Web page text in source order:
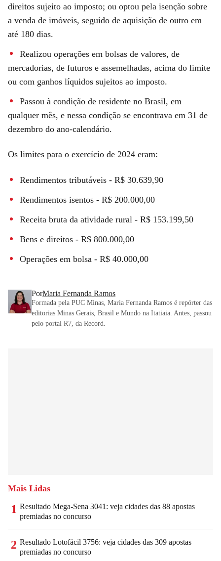
direitos sujeito ao imposto; ou optou pela isenção sobre
a venda de imóveis, seguido de aquisição de outro em
até 180 dias.
Realizou operações em bolsas de valores, de
mercadorias, de futuros e assemelhadas, acima do limite
ou com ganhos líquidos sujeitos ao imposto.
Passou à condição de residente no Brasil, em
qualquer mês, e nessa condição se encontrava em 31 de
dezembro do ano-calendário.
Os limites para o exercício de 2024 eram:
Rendimentos tributáveis - R$ 30.639,90
Rendimentos isentos - R$ 200.000,00
Receita bruta da atividade rural - R$ 153.199,50
Bens e direitos - R$ 800.000,00
Operações em bolsa - R$ 40.000,00
PorMaria Fernanda Ramos
Formada pela PUC Minas, Maria Fernanda Ramos é repórter das
editorias Minas Gerais, Brasil e Mundo na Itatiaia. Antes, passou
pelo portal R7, da Record.
Mais Lidas
1 Resultado Mega-Sena 3041: veja cidades das 88 apostas
premiadas no concurso
2 Resultado Lotofácil 3756: veja cidades das 309 apostas
premiadas no concurso